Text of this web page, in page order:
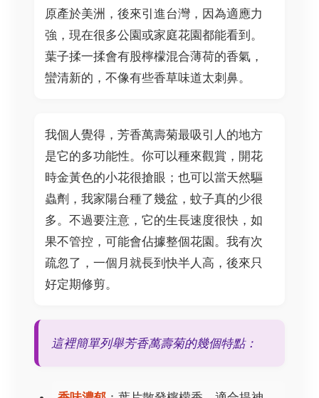
原產於美洲，後來引進台灣，因為適應力
強，現在很多公園或家庭花園都能看到。
葉子揉一揉會有股檸檬混合薄荷的香氣，
蠻清新的，不像有些香草味道太刺鼻。
我個人覺得，芳香萬壽菊最吸引人的地方
是它的多功能性。你可以種來觀賞，開花
時金黃色的小花很搶眼；也可以當天然驅
蟲劑，我家陽台種了幾盆，蚊子真的少很
多。不過要注意，它的生長速度很快，如
果不管控，可能會佔據整個花園。我有次
疏忽了，一個月就長到快半人高，後來只
好定期修剪。
這裡簡單列舉芳香萬壽菊的幾個特點：